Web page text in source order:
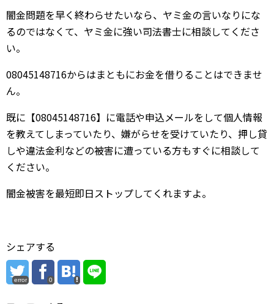
闇金問題を早く終わらせたいなら、ヤミ金の言いなりにな
るのではなくて、ヤミ金に強い司法書士に相談してくださ
い。
08045148716からはまともにお金を借りることはできませ
ん。
既に【08045148716】に電話や申込メールをして個人情報
を教えてしまっていたり、嫌がらせを受けていたり、押し貸
しや違法金利などの被害に遭っている方もすぐに相談して
ください。
闇金被害を最短即日ストップしてくれますよ。
シェアする
error 0